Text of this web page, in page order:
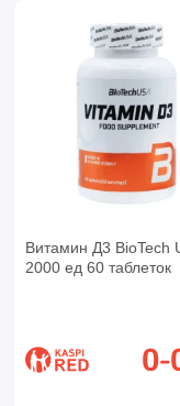
Витамин Д3 BioTech
2000 ед 60 таблеток